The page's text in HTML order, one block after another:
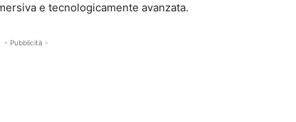
e tecnologicamente avanzata.
- Pubblicità -